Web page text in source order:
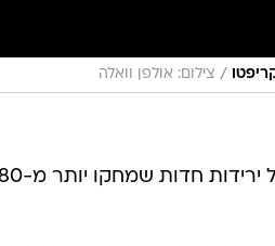
/ צילום: אולפן וואלה
ירד בסוף השבוע מתחת לרמת 78 אלף הדולר, לאחר יומיים של ירידות